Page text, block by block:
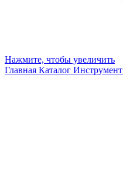
Нажмите, чтобы увеличить
Главная Каталог Инструмент